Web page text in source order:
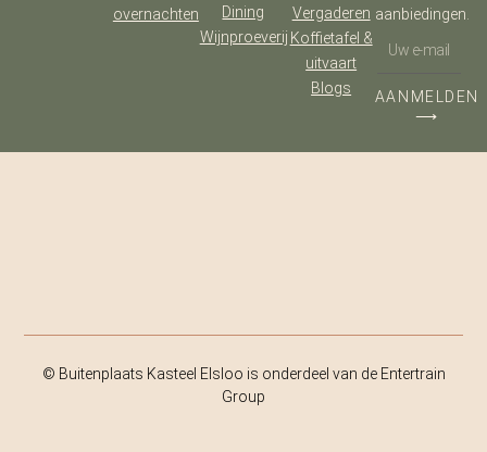
overnachten
Dining
Wijnproeverij
Vergaderen
Koffietafel &
uitvaart
Blogs
aanbiedingen.
AANMELDEN
⟶
© Buitenplaats Kasteel Elsloo is onderdeel van de Entertrain
Group